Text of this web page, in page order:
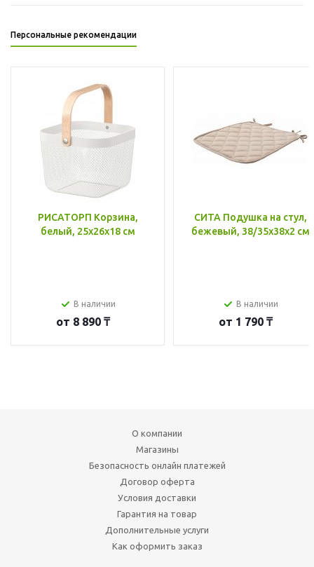
Персональные рекомендации
РИСАТОРП Корзина,
белый, 25x26x18 см
В наличии
от 8 890 ₸
СИТА Подушка на стул,
бежевый, 38/35x38x2 см
В наличии
от 1 790 ₸
О компании
Магазины
Безопасность онлайн платежей
Договор оферта
Условия доставки
Гарантия на товар
Дополнительные услуги
Как оформить заказ